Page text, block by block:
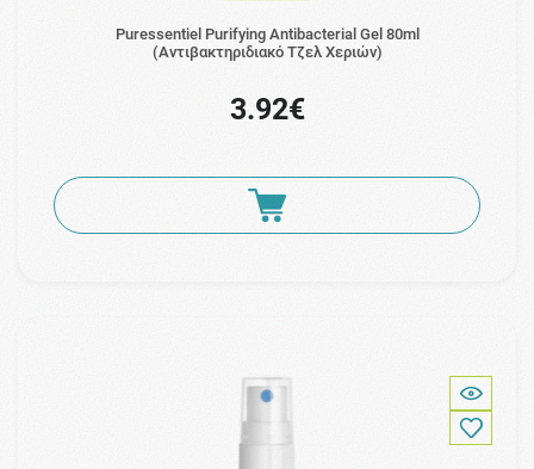
Puressentiel Purifying Antibacterial Gel 80ml
(Αντιβακτηριδιακό Τζελ Χεριών)
3.92€